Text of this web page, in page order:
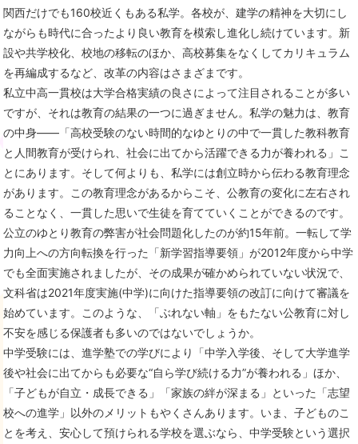
関西だけでも160校近くもある私学。各校が、建学の精神を大切にし
ながらも時代に合ったより良い教育を模索し進化し続けています。新
設や共学校化、校地の移転のほか、高校募集をなくしてカリキュラム
を再編成するなど、改革の内容はさまざまです。
私立中高一貫校は大学合格実績の良さによって注目されることが多い
ですが、それは教育の結果の一つに過ぎません。私学の魅力は、教育
の中身――「高校受験のない時間的なゆとりの中で一貫した教科教育
と人間教育が受けられ、社会に出てから活躍できる力が養われる」こ
とにあります。そして何よりも、私学には創立時から伝わる教育理念
があります。この教育理念があるからこそ、公教育の変化に左右され
ることなく、一貫した思いで生徒を育てていくことができるのです。
公立のゆとり教育の弊害が社会問題化したのが約15年前。一転して学
力向上への方向転換を行った「新学習指導要領」が2012年度から中学
でも全面実施されましたが、その成果が確かめられていない状況で、
文科省は2021年度実施(中学)に向けた指導要領の改訂に向けて審議を
始めています。このような、「ぶれない軸」をもたない公教育に対し
不安を感じる保護者も多いのではないでしょうか。
中学受験には、進学塾での学びにより「中学入学後、そして大学進学
後や社会に出てからも必要な“自ら学び続ける力”が養われる」ほか、
「子どもが自立・成長できる」「家族の絆が深まる」といった「志望
校への進学」以外のメリットもやくさんあります。いま、子どものこ
とを考え、安心して預けられる学校を選ぶなら、中学受験という選択